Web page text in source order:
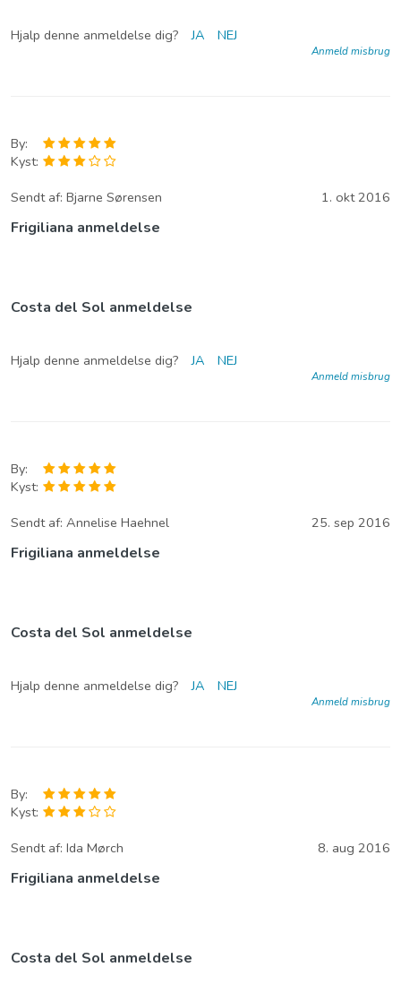
Hjalp denne anmeldelse dig? JA NEJ
Anmeld misbrug
By:
Kyst:
Sendt af: Bjarne Sørensen 1. okt 2016
Frigiliana anmeldelse
Costa del Sol anmeldelse
Hjalp denne anmeldelse dig? JA NEJ
Anmeld misbrug
By:
Kyst:
Sendt af: Annelise Haehnel 25. sep 2016
Frigiliana anmeldelse
Costa del Sol anmeldelse
Hjalp denne anmeldelse dig? JA NEJ
Anmeld misbrug
By:
Kyst:
Sendt af: Ida Mørch 8. aug 2016
Frigiliana anmeldelse
Costa del Sol anmeldelse